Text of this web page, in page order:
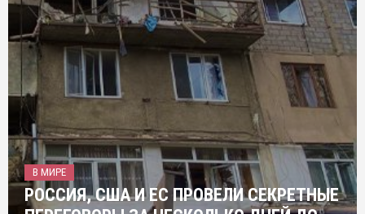
В МИРЕ
РОССИЯ, США И ЕС ПРОВЕЛИ СЕКРЕТНЫЕ